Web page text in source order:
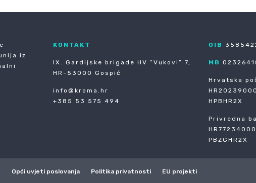
iz
KONTAKT
IX. Gardijske brigade HV ”Vukovi” 7,
HR-53000 Gospić
info@kroma.hr
+385 53 575 494
OIB
MB
Hrvatska
HPBHR2X
Privredna
PBZGHR2X
Opći uvjeti poslovanja Politika privatnosti EU projekti